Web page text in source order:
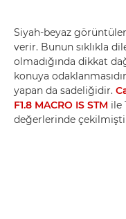
Siyah-beyaz
verir. Bunun sıklıkla
olmadığında dikkat
konuya
yapan da sadeliğidir.
F1.8 MACRO IS STM ile
değerlerinde